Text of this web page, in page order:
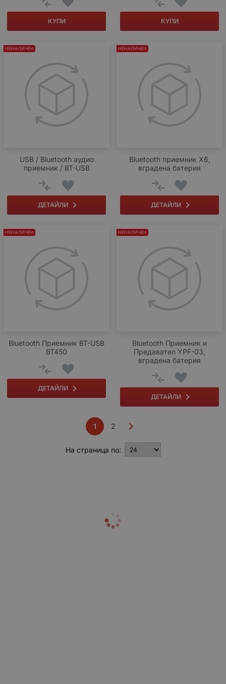
КУПИ КУПИ
USB / Bluetooth аудио
приемник / BT-USB
ДЕТАЙЛИ
НЕНАЛИЧЕН
Bluetooth приемник X6,
вградена батерия
ДЕТАЙЛИ
НЕНАЛИЧЕН
Bluetooth Приемник BT-USB
BT450
ДЕТАЙЛИ
НЕНАЛИЧЕН
Bluetooth Приемник и
Предавател YPF-03,
вградена батерия
ДЕТАЙЛИ
НЕНАЛИЧЕН
1 2
На страница по: